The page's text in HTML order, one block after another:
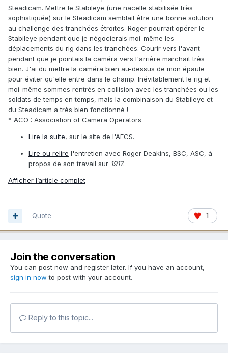
Steadicam. Mettre le Stabileye (une nacelle stabilisée très
sophistiquée) sur le Steadicam semblait être une bonne solution
au challenge des tranchées étroites. Roger pourrait opérer le
Stabileye pendant que je négocierais moi-même les
déplacements du rig dans les tranchées. Courir vers l'avant
pendant que je pointais la caméra vers l'arrière marchait très
bien. J'ai du mettre la caméra bien au-dessus de mon épaule
pour éviter qu'elle entre dans le champ. Inévitablement le rig et
moi-même sommes rentrés en collision avec les tranchées ou les
soldats de temps en temps, mais la combinaison du Stabileye et
du Steadicam a très bien fonctionné !
* ACO : Association of Camera Operators
Lire la suite, sur le site de l'AFCS.
Lire ou relire l'entretien avec Roger Deakins, BSC, ASC, à
propos de son travail sur 1917.
Afficher l’article complet
1
Quote
Join the conversation
You can post now and register later. If you have an account,
sign in now to post with your account.
Reply to this topic...